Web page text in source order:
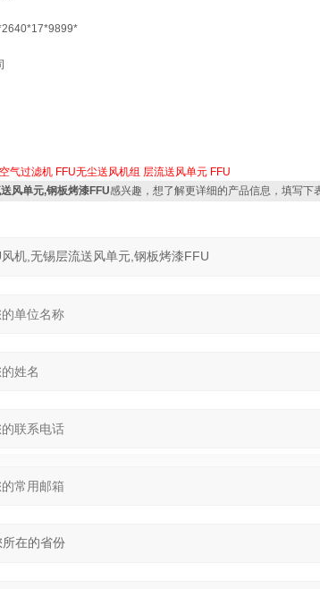
气过滤机 FFU无尘送风机组 层流送风单元 FFU
风单元,钢板烤漆FFU感兴趣，想了解更详细的产品信息，填写下